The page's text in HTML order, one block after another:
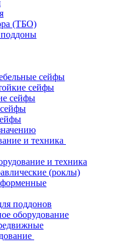
(ТБО)
сейфы
сейфы
сейфы
и техника
и техника
(роклы)
поддонов
оборудование